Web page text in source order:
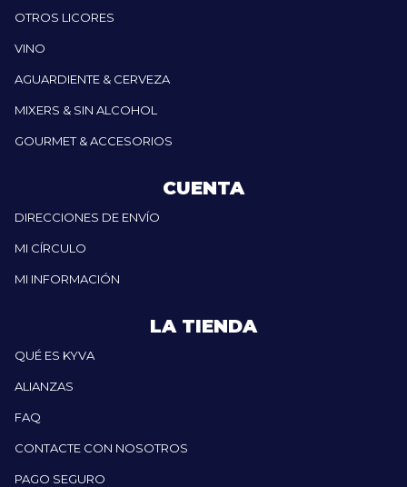
OTROS LICORES
VINO
AGUARDIENTE & CERVEZA
MIXERS & SIN ALCOHOL
GOURMET & ACCESORIOS
CUENTA
DIRECCIONES DE ENVÍO
MI CÍRCULO
MI INFORMACIÓN
LA TIENDA
QUÉ ES KYVA
ALIANZAS
FAQ
CONTACTE CON NOSOTROS
PAGO SEGURO